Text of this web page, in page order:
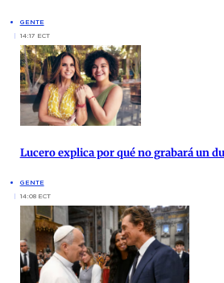
GENTE
14:17 ECT
Lucero explica por qué no grabará un
GENTE
14:08 ECT